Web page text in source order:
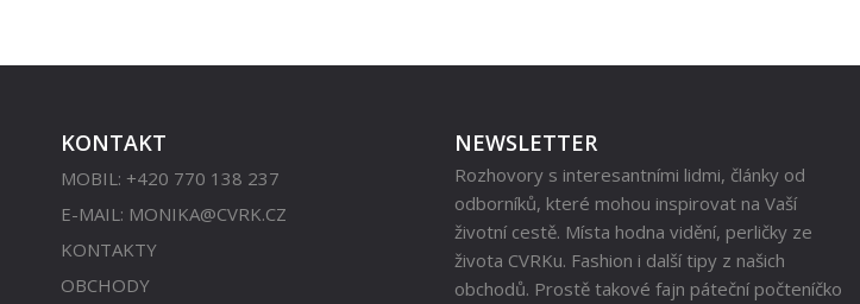
KONTAKT
MOBIL: +420 770 138 237
E-MAIL: MONIKA@CVRK.CZ
KONTAKTY
OBCHODY
NEWSLETTER
Rozhovory s interesantními lidmi, články od
odborníků, které mohou inspirovat na Vaší
životní cestě. Místa hodna vidění, perličky ze
života CVRKu. Fashion i další tipy z našich
obchodů. Prostě takové fajn páteční počteníčko